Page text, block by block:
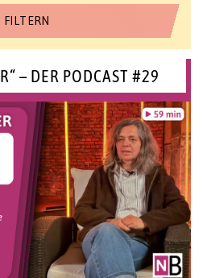
– DER PODCAST #29